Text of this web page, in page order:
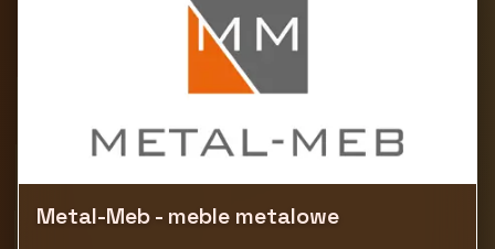
Metal-Meb - meble metalowe